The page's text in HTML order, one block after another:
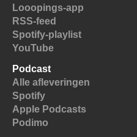
Looopings-app
RSS-feed
Spotify-playlist
YouTube
Podcast
Alle afleveringen
Spotify
Apple Podcasts
Podimo